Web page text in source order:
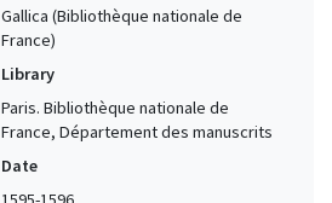
Gallica (Bibliothèque nationale de
France)
Library
Paris. Bibliothèque nationale de
France, Département des manuscrits
Date